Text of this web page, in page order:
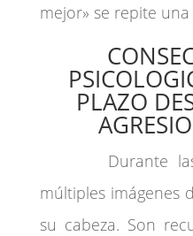
mejor» se repite
PLAZO
Durante las
múltiples imágenes
su cabeza. Son